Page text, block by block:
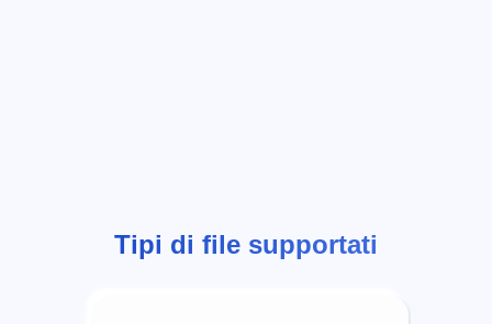
Tipi di file supportati